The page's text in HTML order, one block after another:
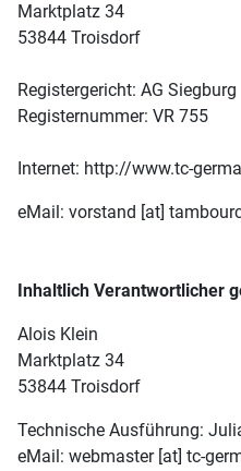
Marktplatz 34
53844 Troisdorf
Registergericht: AG Siegburg
Registernummer: VR 755
Internet: http://www.tc-
eMail: vorstand [at]
Inhaltlich Verantwortlicher
Alois Klein
Marktplatz 34
53844 Troisdorf
Technische Ausführung:
eMail: webmaster [at] tc-